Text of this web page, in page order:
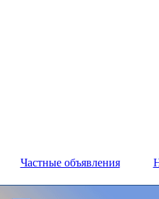
Частные объявления